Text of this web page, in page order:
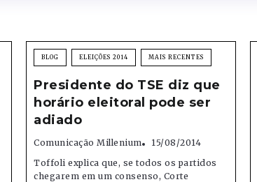
BLOG ELEIÇÕES 2014 MAIS RECENTES
Presidente do TSE diz que
horário eleitoral pode ser
adiado
Comunicação Millenium
15/08/2014
Toffoli explica que, se todos os partidos
chegarem em um consenso, Corte